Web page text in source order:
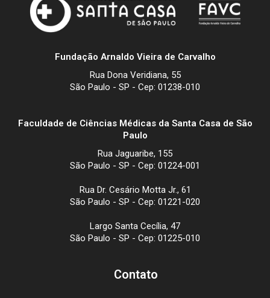
Fundação Arnaldo Vieira de Carvalho
Rua Dona Veridiana, 55
São Paulo - SP - Cep: 01238-010
Faculdade de Ciências Médicas da Santa Casa de São
Paulo
Rua Jaguaribe, 155
São Paulo - SP - Cep: 01224-001
Rua Dr. Cesário Motta Jr., 61
São Paulo - SP - Cep: 01221-020
Largo Santa Cecília, 47
São Paulo - SP - Cep: 01225-010
Contato